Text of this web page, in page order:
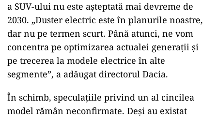
a SUV-ului nu este așteptată mai devreme de
2030. „Duster electric este în planurile noastre,
dar nu pe termen scurt. Până atunci, ne vom
concentra pe optimizarea actualei generații și
pe trecerea la modele electrice în alte
segmente”, a adăugat directorul Dacia.
În schimb, speculațiile privind un al cincilea
model rămân neconfirmate. Deși au existat